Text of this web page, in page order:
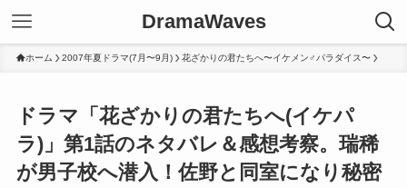
DramaWaves
ホーム 2007年夏ドラマ(7月〜9月) 花ざかりの君たちへ〜イケメン♂パラダイス〜
ドラマ「花ざかりの君たちへ(イケパ
ラ)」第1話のネタバレ＆感想考察。瑞稀
が男子校へ潜入！佐野と同室になり秘密